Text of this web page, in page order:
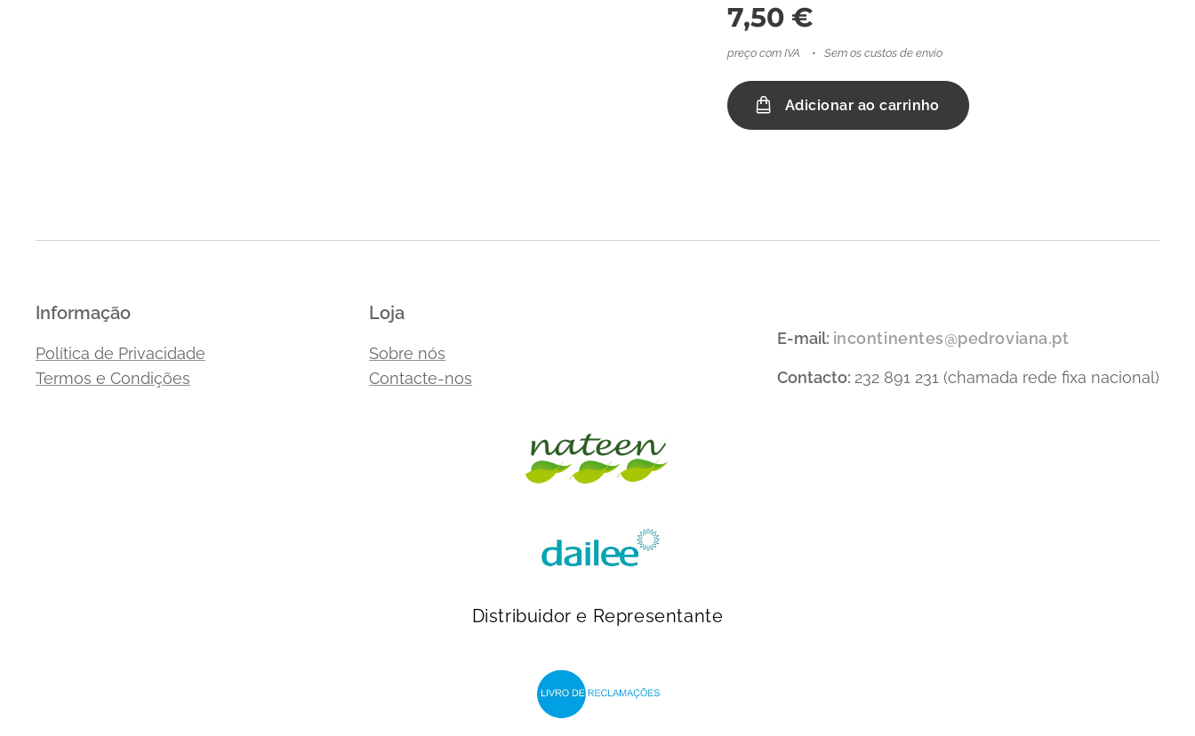
7,50 €
preço com IVA Sem os custos de envio
Adicionar ao carrinho
Informação
Política de Privacidade
Termos e Condições
Loja
Sobre nós
Contacte-nos
E-mail: incontinentes@pedroviana.pt
Contacto: 232 891 231 (chamada rede fixa nacional)
Distribuidor e Representante